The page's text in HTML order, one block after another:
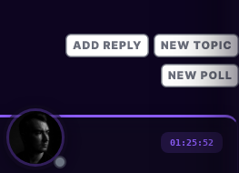
01:25:52